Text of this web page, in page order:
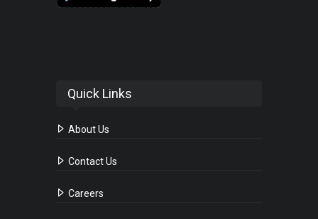
Quick Links
About Us
Contact Us
Careers